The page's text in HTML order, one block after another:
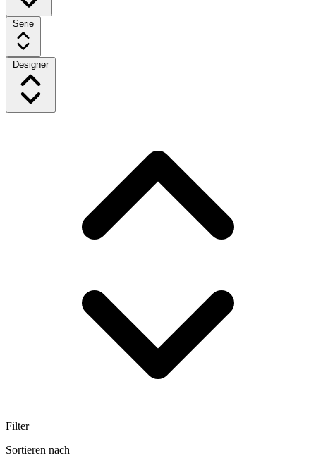
Serie
Designer
Filter
Sortieren nach